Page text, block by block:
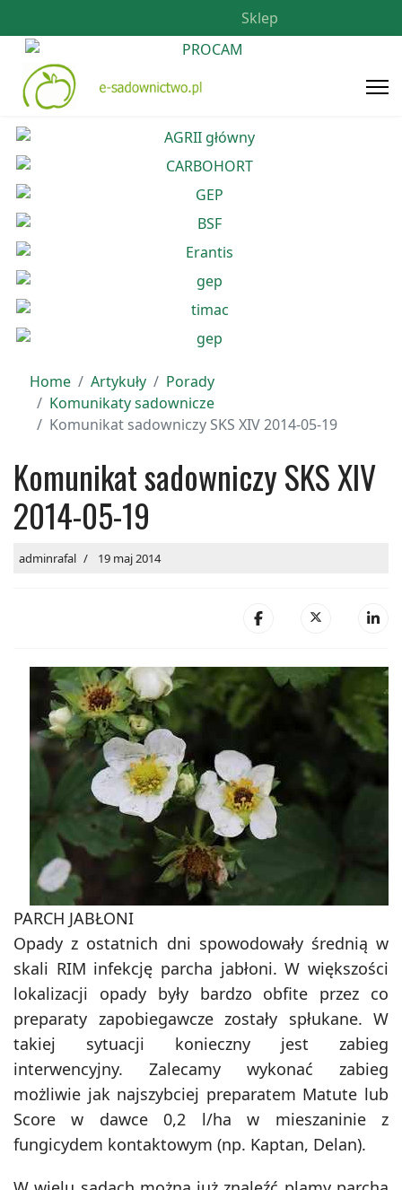
Sklep
Home Artykuły
Porady
Komunikaty sadownicze
Komunikat sadowniczy SKS XIV 2014-05-19
Komunikat sadowniczy SKS XIV
2014-05-19
adminrafal 19 maj 2014
PARCH JABŁONI
Opady z ostatnich dni spowodowały średnią w
skali RIM infekcję parcha jabłoni. W większości
lokalizacji opady były bardzo obfite przez co
preparaty zapobiegawcze zostały spłukane. W
takiej sytuacji konieczny jest zabieg
interwencyjny. Zalecamy wykonać zabieg
możliwie jak najszybciej preparatem Matute lub
Score w dawce 0,2 l/ha w mieszaninie z
fungicydem kontaktowym (np. Kaptan, Delan).